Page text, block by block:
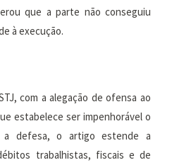
que a parte não conseguiu
à execução.
com a alegação de ofensa ao
estabelece ser impenhorável o
a defesa, o artigo estende a
trabalhistas, fiscais e de